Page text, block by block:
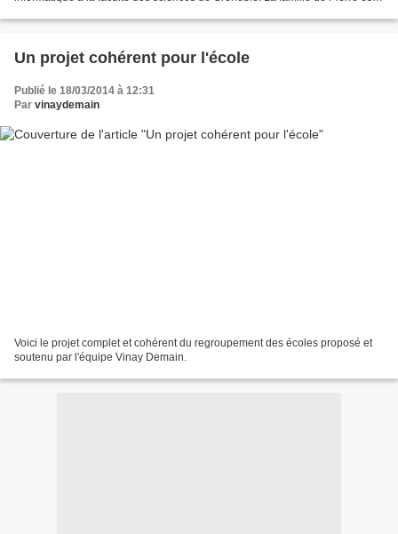
Un projet cohérent pour l'école
Publié le 18/03/2014 à 12:31
Par vinaydemain
Voici le projet complet et cohérent du regroupement des écoles proposé et
soutenu par l'équipe Vinay Demain.